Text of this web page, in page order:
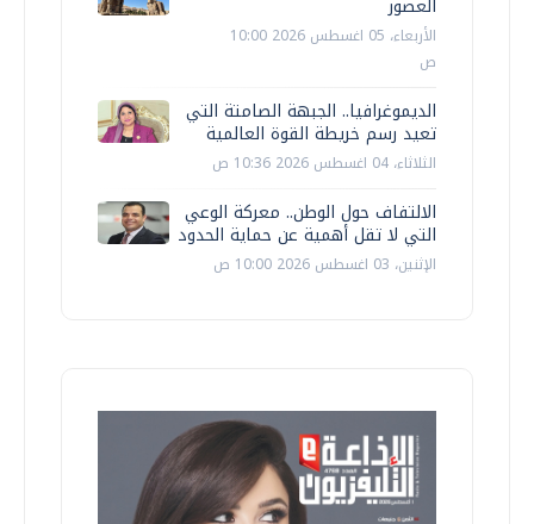
الأربعاء، 05 اغسطس 2026 10:00
ص
الديموغرافيا.. الجبهة الصامتة التي
تعيد رسم خريطة القوة العالمية
الثلاثاء، 04 اغسطس 2026 10:36 ص
الالتفاف حول الوطن.. معركة الوعي
التي لا تقل أهمية عن حماية الحدود
الإثنين، 03 اغسطس 2026 10:00 ص